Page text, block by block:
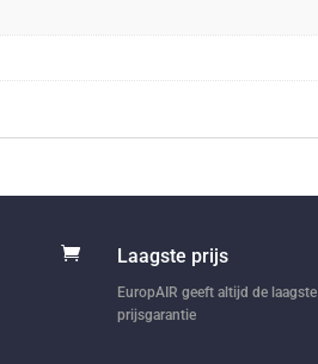
 Laagste prijs
EuropAIR geeft altijd de laagste
prijsgarantie